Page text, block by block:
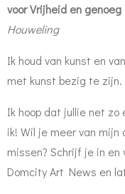
voor Vrijheid en
Houweling
Ik houd van kunst en
met kunst bezig te zijn.
Ik hoop dat jullie net
ik! Wil je meer van mijn
missen? Schrijf je in en
Domcity Art News en